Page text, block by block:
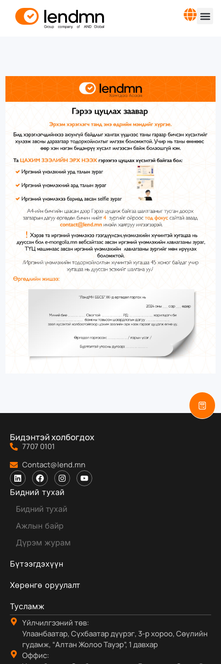
Бидэнтэй холбогдох
7707 0101
Contact@lend.mn
Бидний тухай
Бүтээгдэхүүн
Хөрөнгө оруулалт
Тусламж
Бидний тухай
Ажлын байр
Дүрэм журам
Үйлчилгээний төв:
Улаанбаатар, Сүхбаатар дүүрэг, 3-р хороо, Сөүлийн
гудамж, “Алтан Жолоо Тауэр”, 1 давхар
Оффис: